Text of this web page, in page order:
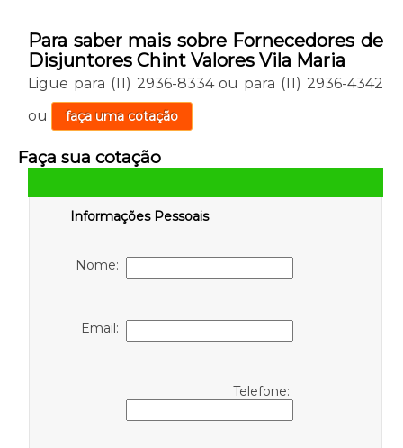
Para saber mais sobre Fornecedores de
Disjuntores Chint Valores Vila Maria
Ligue para (11) 2936-8334ou para (11) 2936-4342
ou
faça uma cotação
Faça sua cotação
Informações Pessoais
Nome:
Email:
Telefone: